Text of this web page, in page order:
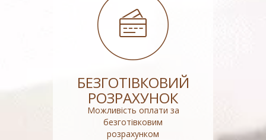
БЕЗГОТІВКОВИЙ
РОЗРАХУНОК
Можливість оплати за
безготівковим
розрахунком